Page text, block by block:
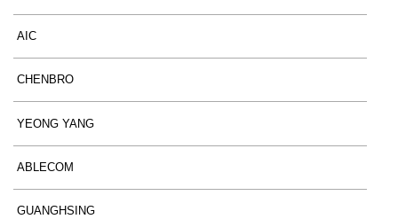
AIC
CHENBRO
YEONG YANG
ABLECOM
GUANGHSING